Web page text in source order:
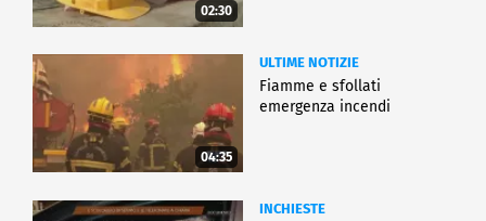
02:30
04:35
ULTIME NOTIZIE
Fiamme e sfollati
emergenza incendi
INCHIESTE